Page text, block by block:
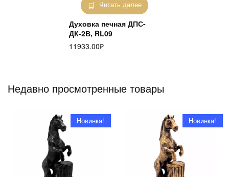
Читать далее
Духовка печная ДПС-
ДК-2В, RL09
11933.00₽
Недавно просмотренные товары
Новинка! Новинка!